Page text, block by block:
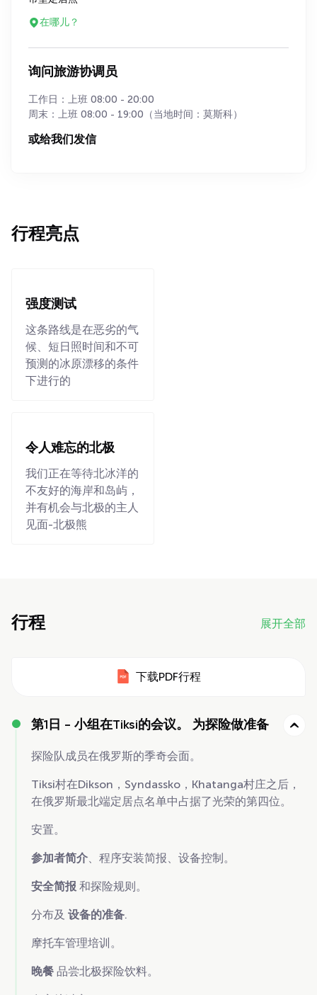
在哪儿？
询问旅游协调员
工作日：上班 08:00 - 20:00
周末：上班 08:00 - 19:00（当地时间：莫斯科）
或给我们发信
行程亮点
强度测试
这条路线是在恶劣的气
候、短日照时间和不可
预测的冰原漂移的条件
下进行的
令人难忘的北极
我们正在等待北冰洋的
不友好的海岸和岛屿，
并有机会与北极的主人
见面-北极熊
行程 展开全部
下载PDF行程
第1日 - 小组在Tiksi的会议。 为探险做准备
探险队成员在俄罗斯的季奇会面。
Tiksi村在Dikson，Syndassko，Khatanga村庄之后，
在俄罗斯最北端定居点名单中占据了光荣的第四位。
安置。
参加者简介、程序安装简报、设备控制。
安全简报 和探险规则。
分布及 设备的准备.
摩托车管理培训。
晚餐 品尝北极探险饮料。